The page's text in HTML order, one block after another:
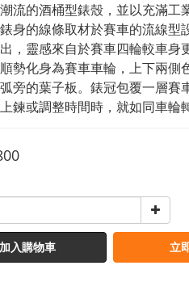
流的酒桶型錶殼，並以充滿工
身的線條取材於賽車的流線型
，靈感來自於賽車四輪較車身
勢化身為賽車車輪，上下兩側
旁的葉子板。錶冠包覆一層賽
鍊或調整時間時，就如同車輪
加入購物車 立